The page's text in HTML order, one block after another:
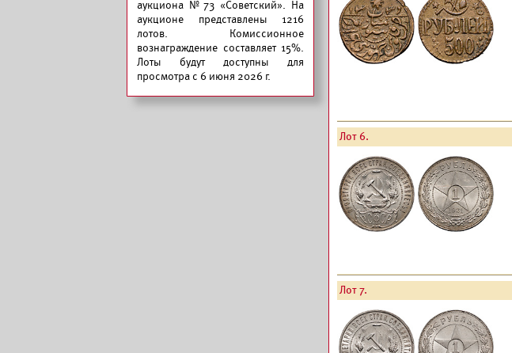
аукциона №73 «Советский». На
аукционе представлены 1216
лотов. Комиссионное
вознаграждение составляет 15%.
Лоты будут доступны для
просмотра с 6 июня 2026 г.
Лот 6.
Лот 7.